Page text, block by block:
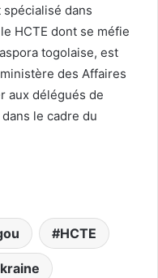
spécialisé dans
HCTE dont se méfie
togolaise, est
des Affaires
aux délégués de
le cadre du
HCTE